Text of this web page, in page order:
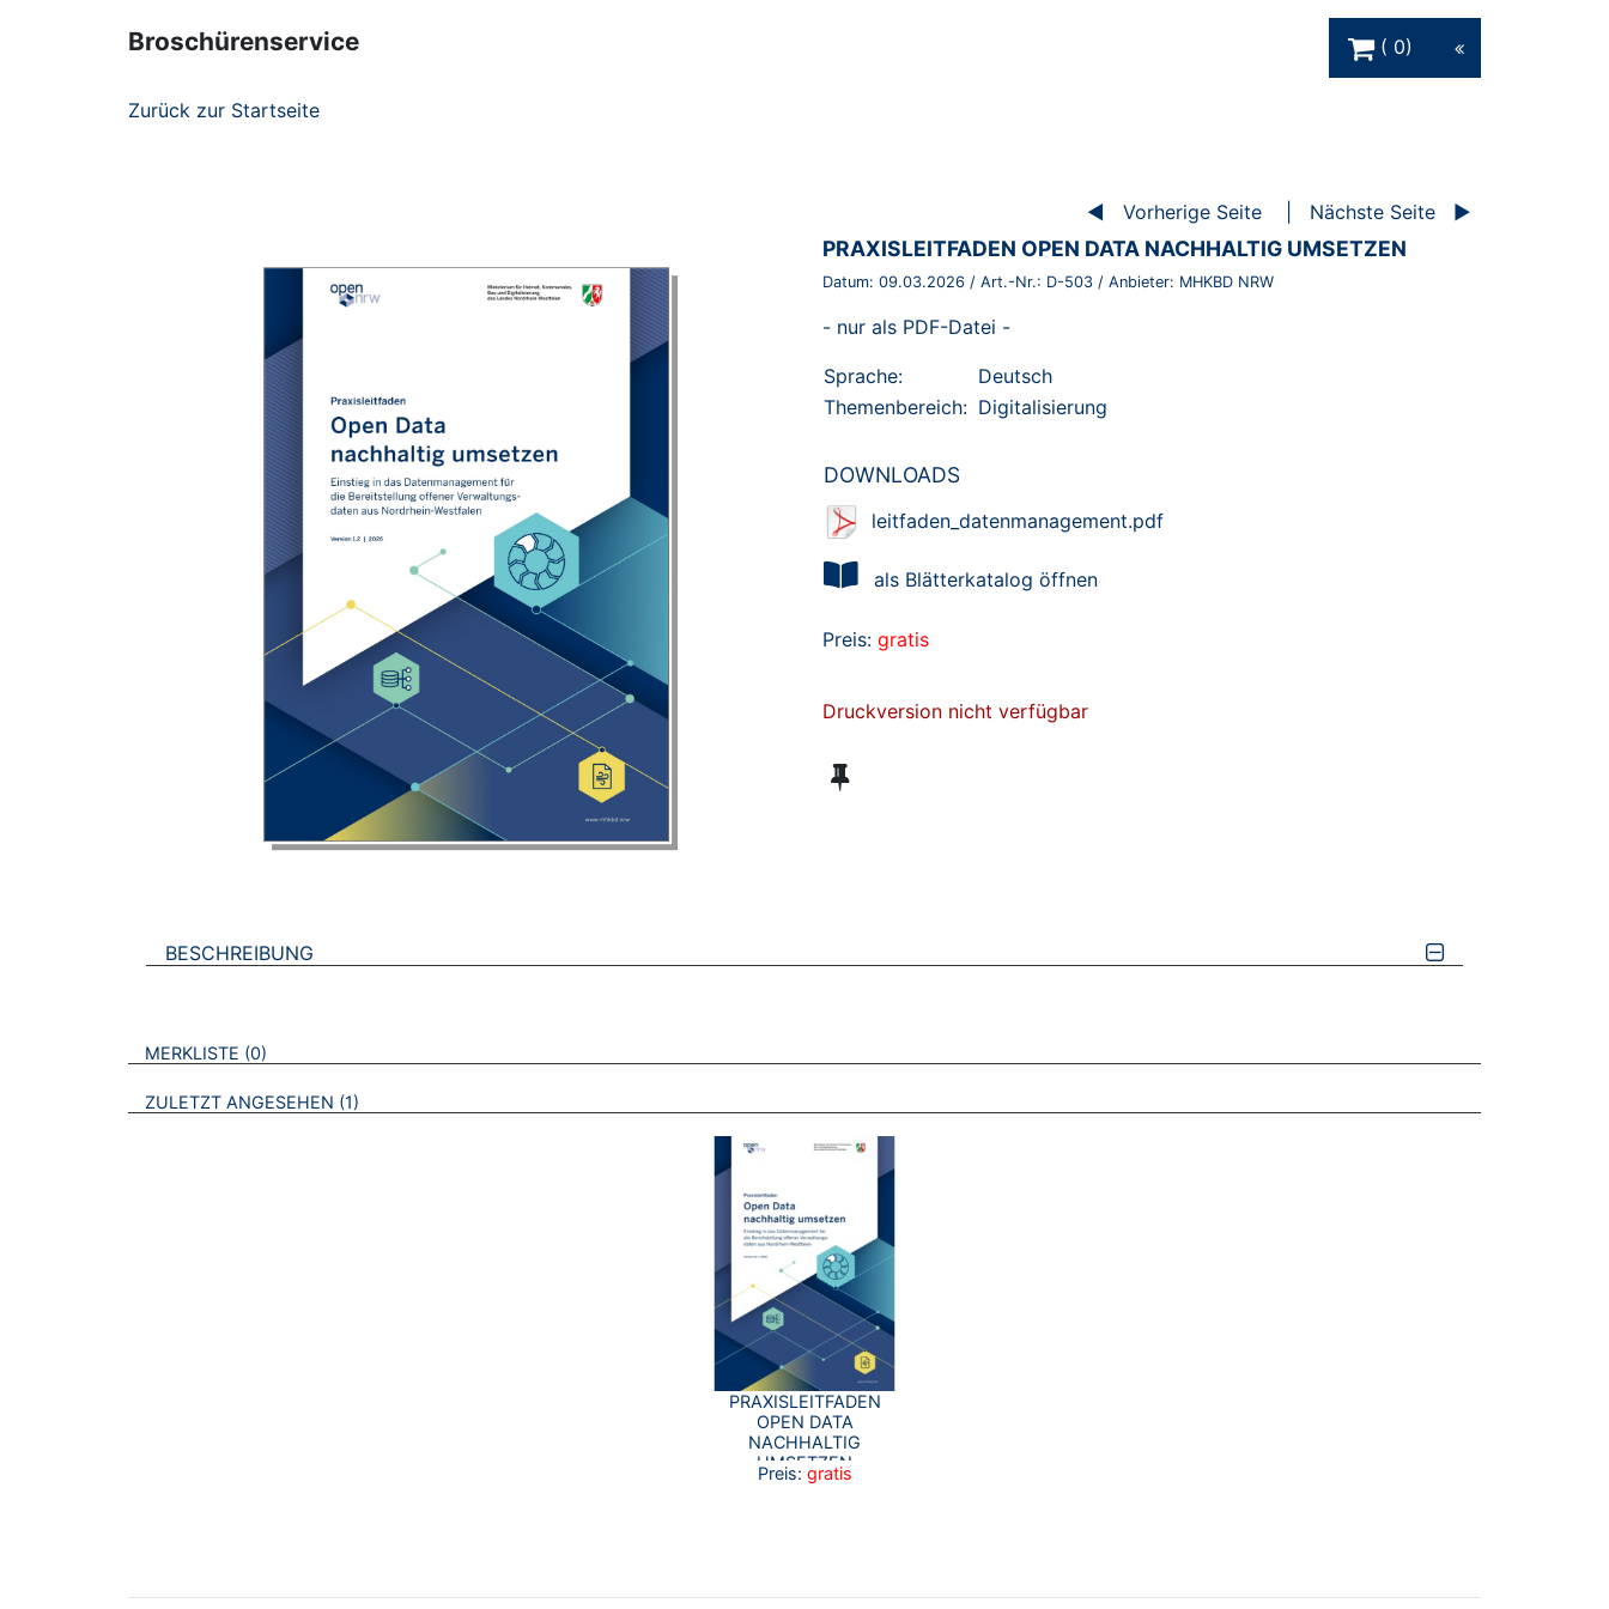
Broschürenservice
0
Zurück zur Startseite
Vorherige Seite Nächste Seite
BROSCHÜRE:
PRAXISLEITFADEN OPEN DATA NACHHALTIG UMSETZEN
Datum: 09.03.2026 / Art.-Nr.: D-503 / Anbieter: MHKBD NRW
- nur als PDF-Datei -
Sprache:
Deutsch
Themenbereich: Digitalisierung
DOWNLOADS
leitfaden_datenmanagement.pdf
als Blätterkatalog öffnen
Preis: gratis
Druckversion nicht verfügbar
BESCHREIBUNG
VERWEISE AUF VERMERKTE- ODER ZULETZT ANGESEHENE BROSCHÜREN
MERKLISTE 0
ZULETZT ANGESEHEN 1
PRAXISLEITFADEN
OPEN DATA
NACHHALTIG
UMSETZEN
Preis: gratis